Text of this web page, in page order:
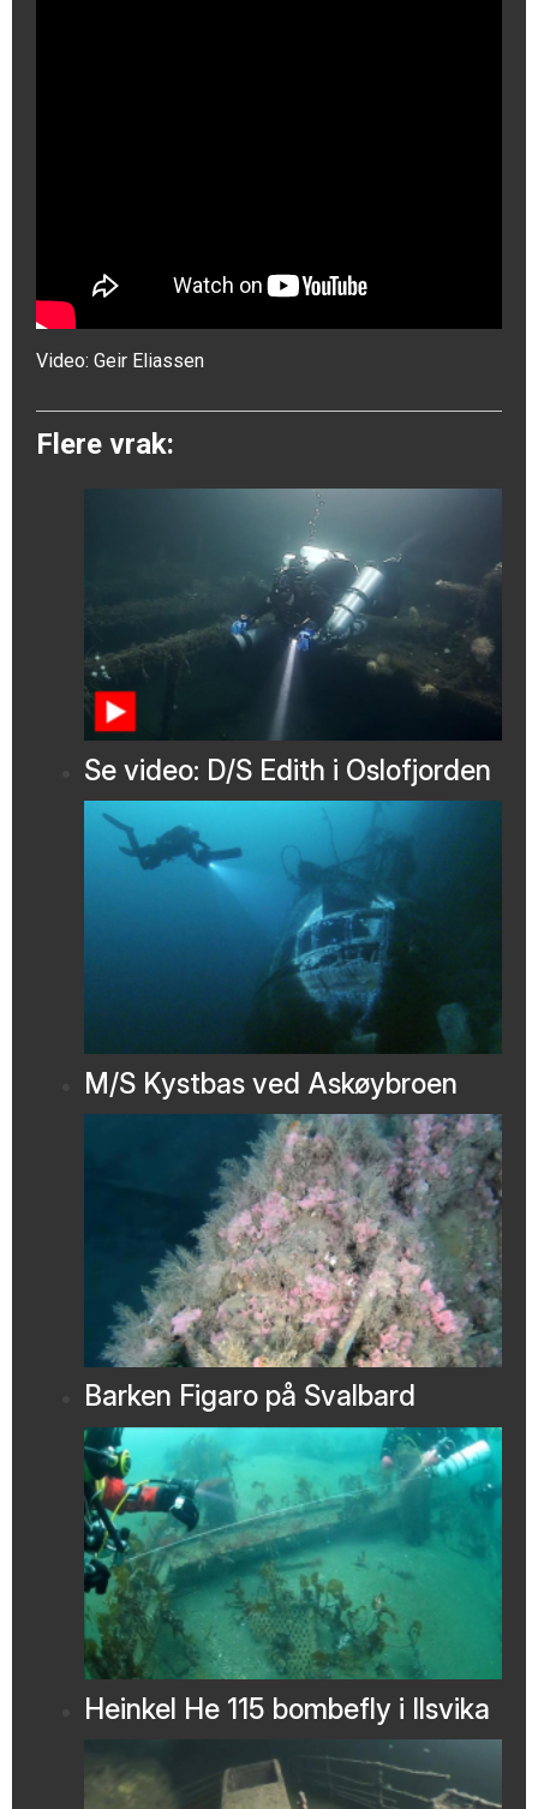
Video: Geir Eliassen
Flere vrak:
Se video: D/S Edith i Oslofjorden
M/S Kystbas ved Askøybroen
Barken Figaro på Svalbard
Heinkel He 115 bombefly i Ilsvika